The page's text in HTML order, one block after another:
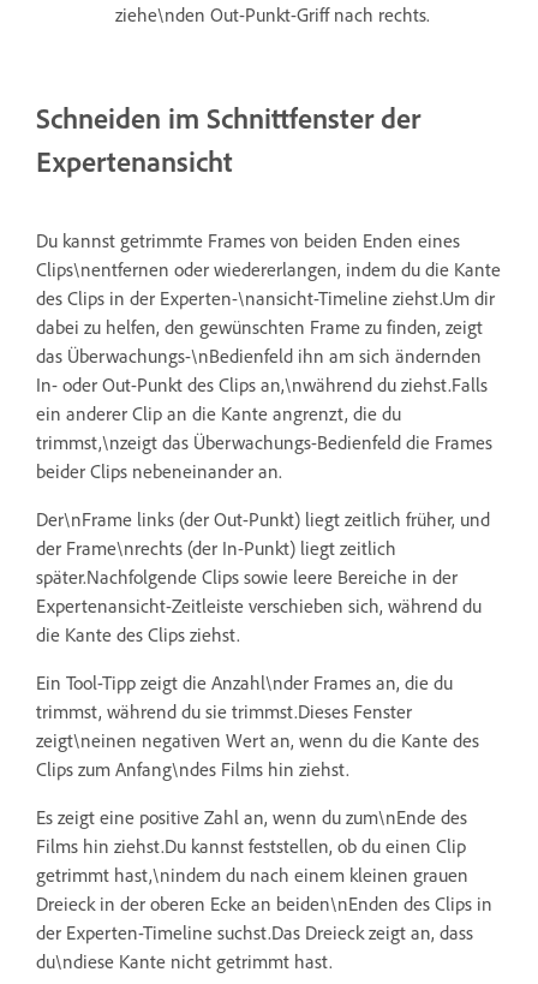
ziehe\nden Out-Punkt-Griff nach rechts.
Schneiden im Schnittfenster der
Expertenansicht
Du kannst getrimmte Frames von beiden Enden eines
Clips\nentfernen oder wiedererlangen, indem du die Kante
des Clips in der Experten-\nansicht-Timeline ziehst.Um dir
dabei zu helfen, den gewünschten Frame zu finden, zeigt
das Überwachungs-\nBedienfeld ihn am sich ändernden
In- oder Out-Punkt des Clips an,\nwährend du ziehst.Falls
ein anderer Clip an die Kante angrenzt, die du
trimmst,\nzeigt das Überwachungs-Bedienfeld die Frames
beider Clips nebeneinander an.
Der\nFrame links (der Out-Punkt) liegt zeitlich früher, und
der Frame\nrechts (der In-Punkt) liegt zeitlich
später.Nachfolgende Clips sowie leere Bereiche in der
Expertenansicht-Zeitleiste verschieben sich, während du
die Kante des Clips ziehst.
Ein Tool-Tipp zeigt die Anzahl\nder Frames an, die du
trimmst, während du sie trimmst.Dieses Fenster
zeigt\neinen negativen Wert an, wenn du die Kante des
Clips zum Anfang\ndes Films hin ziehst.
Es zeigt eine positive Zahl an, wenn du zum\nEnde des
Films hin ziehst.Du kannst feststellen, ob du einen Clip
getrimmt hast,\nindem du nach einem kleinen grauen
Dreieck in der oberen Ecke an beiden\nEnden des Clips in
der Experten-Timeline suchst.Das Dreieck zeigt an, dass
du\ndiese Kante nicht getrimmt hast.